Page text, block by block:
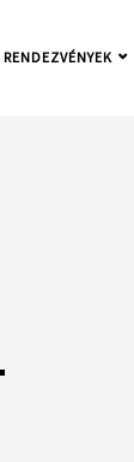
RENDEZVÉNYEK